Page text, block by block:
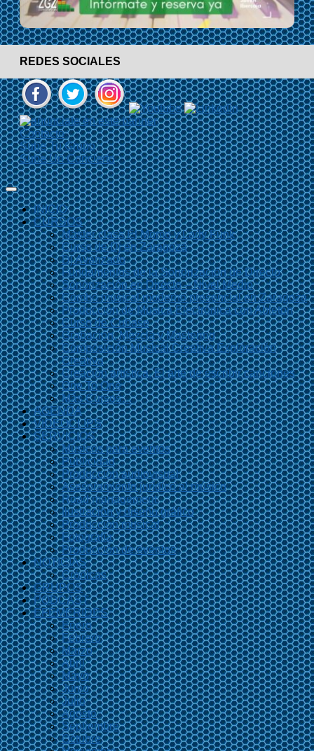
REDES SOCIALES
Contacto
Sube Tu Grupo
Sube Un Concierto
INICIO
CURSOS
Master class El Momo y Lady Funk
Curso de Dj en Zaragoza
Dj Avanzado
Fundamentos de la Sonorización de Directo
Sonorización en Directo – Nivel Medio
Combo musical moderno presencial en Zaragoza
Producción de Música Electrónica con Ableton
Curso de Cubase
Grabación, Mezcla y Mastering
Composición Musical Creativa Exploración
Creativa
Creación artística. El arte de escribir canciones
One To One
Más Cursos…
AGENDA
VIDEOCLIPS
SERVICIOS
Músicos para eventos
Publicidad
Producción audiovisual
Asesoramiento jurídico al músico
Road management
Ilustración y diseño gráfico
Producción musical
Fotografía
Producción de eventos
NOTICIAS
Crónicas
GRUPOS
PODCAST
EFEMÉRIDES
Enero
Febrero
Marzo
Abril
Mayo
Junio
Julio
Agosto
Septiembre
Octubre